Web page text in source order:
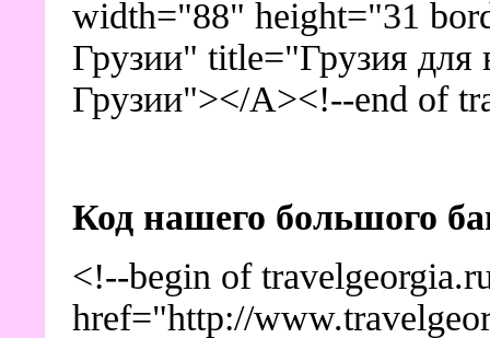
width="88" height="31
Грузии" title="Грузия для
Грузии"></A><!--end of
Код нашего большого
<!--begin of
href="http://